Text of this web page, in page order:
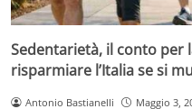
Sedentarietà, il conto per
risparmiare l’Italia se si
Antonio Bastianelli Maggio 3,